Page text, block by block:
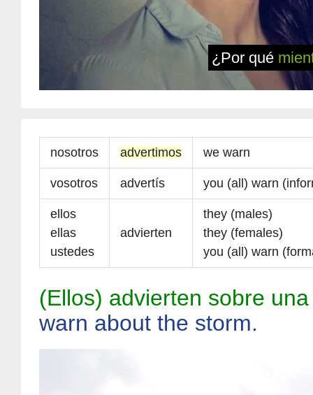
¿Por qué
nosotros advertimos we warn
vosotros advertís you (all) warn
ellos
ellas
ustedes
advierten
they (males)
they (females)
you (all) warn
(Ellos) advierten sobre
warn about the storm.